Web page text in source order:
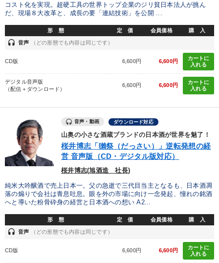
コスト化を実現。超硬工具の世界トップ企業のジリ貧日本法人が挑ん
だ、現場８大改革と、成長の要「連結技術」を公開 ...
形 態 定 価 会員価格 購 入
headset 音声 （どの形態でも内容は同じです）
CD版 6,600円 6,600円
カートに
入れる
デジタル音声版
（配信＋ダウンロード）
6,600円 6,600円
カートに
入れる
音声・動画 ダウンロード対応
山奥の小さな酒蔵ブランドの日本酒が世界を魅了！
桜井博志「獺祭（だっさい）」逆転発想の経
営 音声版（CD・デジタル版対応）
桜井博志(旭酒造 社長)
純米大吟醸酒で売上日本一。父の急逝で三代目当主となるも、日本酒凋
落の煽りで会社は青息吐息。眼を外の市場に向け一念発起、憧れの銘酒
へと導いた粉骨砕身の経営と日本酒への想い A2...
形 態 定 価 会員価格 購 入
headset 音声 （どの形態でも内容は同じです）
CD版 6,600円 6,600円
カートに
入れる